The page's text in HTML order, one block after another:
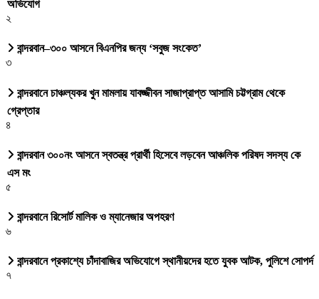
অভিযোগ
২
বান্দরবান–৩০০ আসনে বিএনপির জন্য ‘সবুজ সংকেত’
৩
বান্দরবানে চাঞ্চল্যকর খুন মামলায় যাবজ্জীবন সাজাপ্রাপ্ত আসামি চট্টগ্রাম থেকে
গ্রেপ্তার
৪
বান্দরবান ৩০০নং আসনে স্বতন্ত্র প্রার্থী হিসেবে লড়বেন আঞ্চলিক পরিষদ সদস্য কে
এস মং
৫
বান্দরবানে রিসোর্ট মালিক ও ম্যানেজার অপহরণ
৬
বান্দরবানে প্রকাশ্যে চাঁদাবাজির অভিযোগে স্থানীয়দের হতে যুবক আটক, পুলিশে সোপর্দ
৭